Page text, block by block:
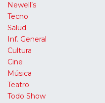
Newell’s
Tecno
Salud
Inf. General
Cultura
Cine
Música
Teatro
Todo Show